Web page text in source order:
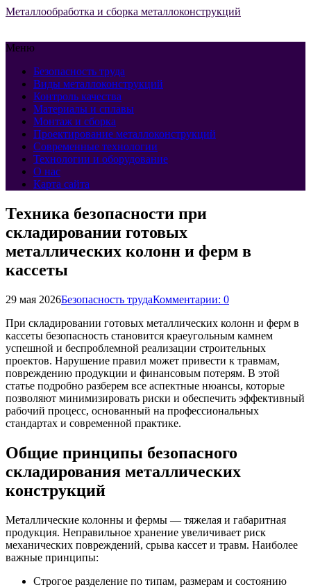
Металлообработка и сборка металлоконструкций
Меню
Безопасность труда
Виды металлоконструкций
Контроль качества
Материалы и сплавы
Монтаж и сборка
Проектирование металлоконструкций
Современные технологии
Технологии и оборудование
О нас
Карта сайта
Техника безопасности при
складировании готовых
металлических колонн и ферм в
кассеты
29 мая 2026Безопасность трудаКомментарии: 0
При складировании готовых металлических колонн и ферм в
кассеты безопасность становится краеугольным камнем
успешной и беспроблемной реализации строительных
проектов. Нарушение правил может привести к травмам,
повреждению продукции и финансовым потерям. В этой
статье подробно разберем все аспектные нюансы, которые
позволяют минимизировать риски и обеспечить эффективный
рабочий процесс, основанный на профессиональных
стандартах и современной практике.
Общие принципы безопасного
складирования металлических
конструкций
Металлические колонны и фермы — тяжелая и габаритная
продукция. Неправильное хранение увеличивает риск
механических повреждений, срыва кассет и травм. Наиболее
важные принципы:
Строгое разделение по типам, размерам и состоянию